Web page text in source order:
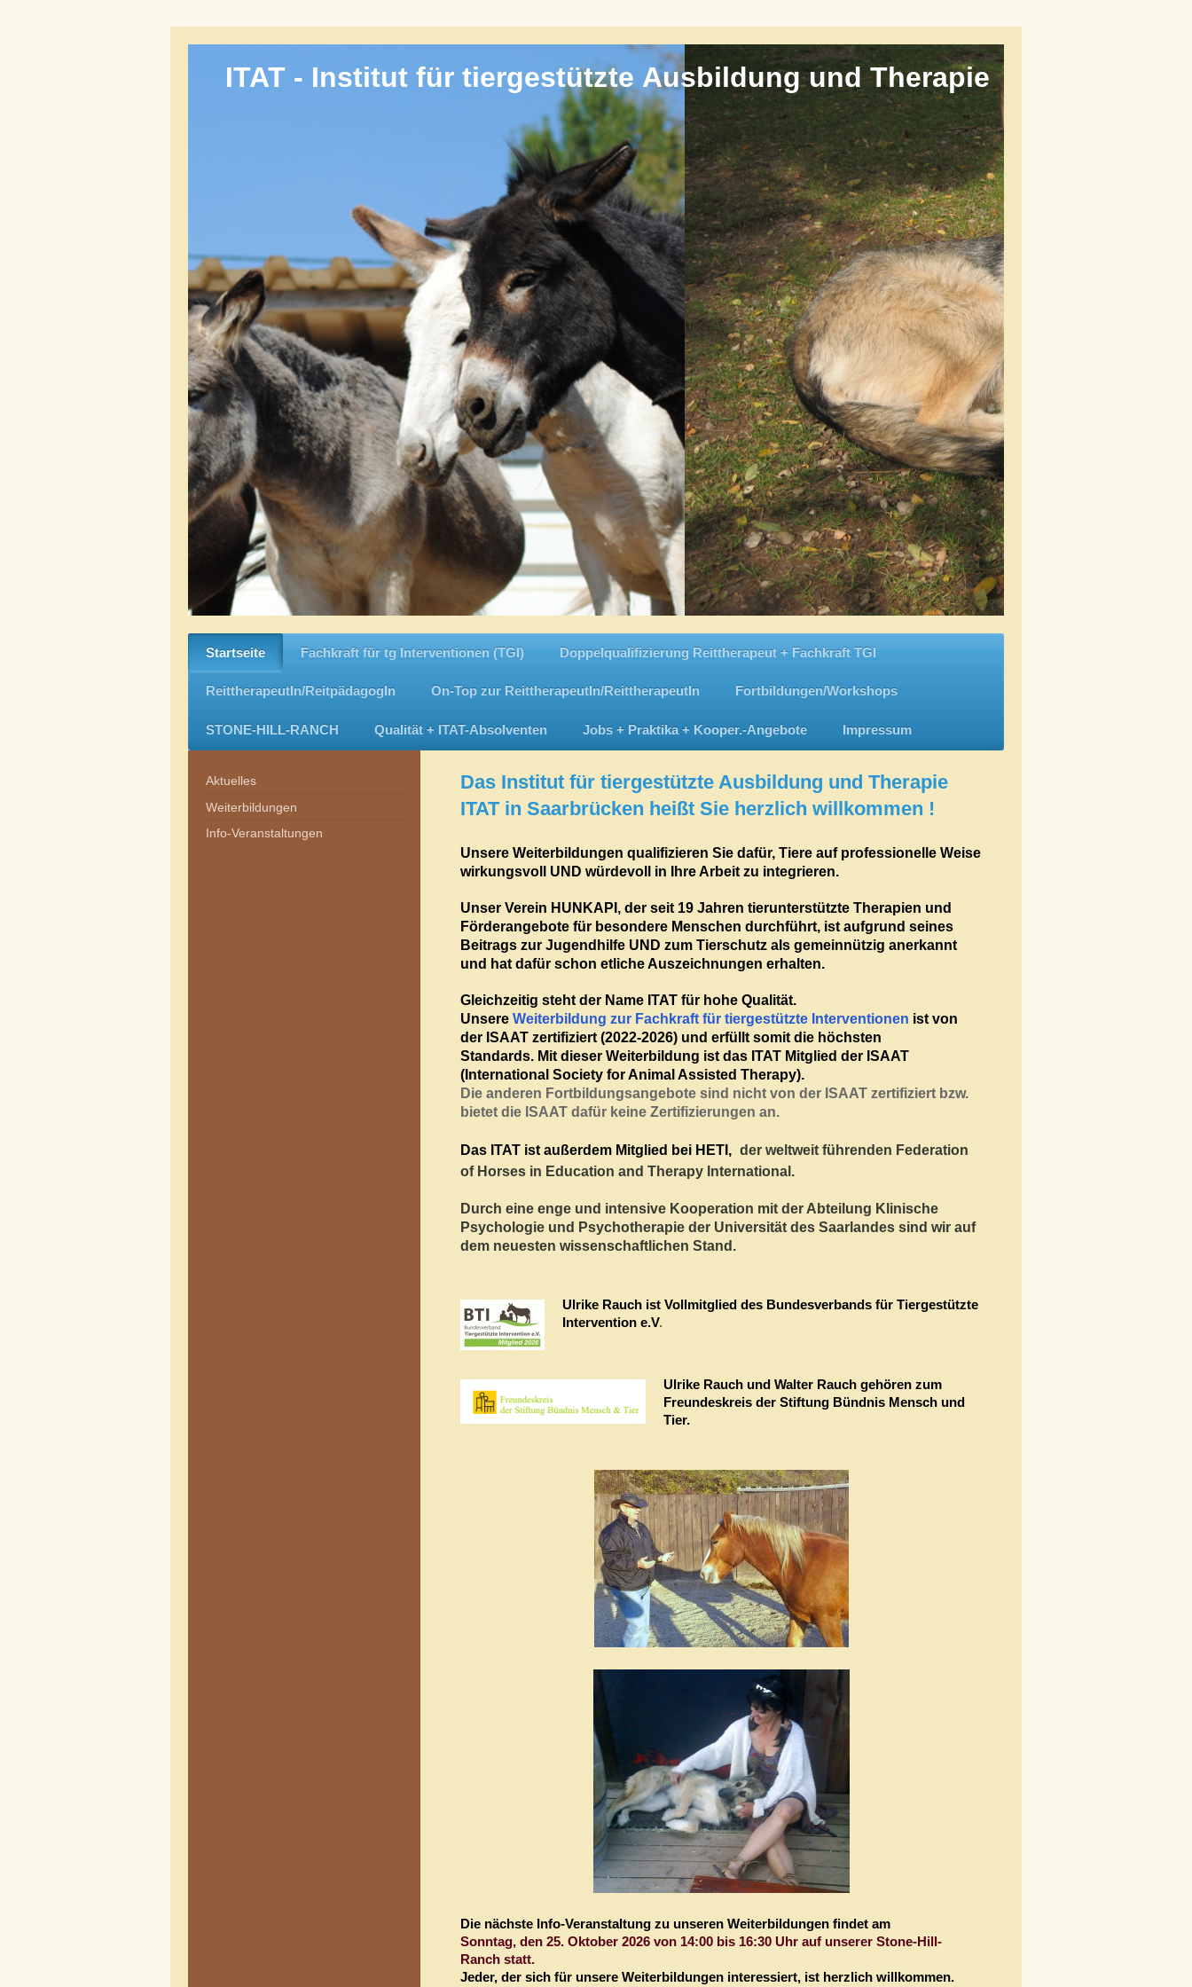
ITAT - Institut für tiergestützte Ausbildung und Therapie
Startseite Fachkraft für tg Interventionen (TGI) Doppelqualifizierung Reittherapeut + Fachkraft TGI
ReittherapeutIn/ReitpädagogIn On-Top zur ReittherapeutIn/ReittherapeutIn Fortbildungen/Workshops
STONE-HILL-RANCH Qualität + ITAT-Absolventen Jobs + Praktika + Kooper.-Angebote Impressum
Das Institut für tiergestützte Ausbildung und Therapie
ITAT in Saarbrücken heißt Sie herzlich willkommen !
Unsere Weiterbildungen qualifizieren Sie dafür, Tiere auf professionelle Weise
wirkungsvoll UND würdevoll in Ihre Arbeit zu integrieren.
Unser Verein HUNKAPI, der seit 19 Jahren tierunterstützte Therapien und
Förderangebote für besondere Menschen durchführt, ist aufgrund seines
Beitrags zur Jugendhilfe UND zum Tierschutz als gemeinnützig anerkannt
und hat dafür schon etliche Auszeichnungen erhalten.
Gleichzeitig steht der Name ITAT für hohe Qualität.
UnsereWeiterbildung zur Fachkraft für tiergestützte Interventionen ist von
der ISAAT zertifiziert (2022-2026) und erfüllt somit die höchsten
Standards. Mit dieser Weiterbildung ist das ITAT Mitglied der ISAAT
(International Society for Animal Assisted Therapy).
Die anderen Fortbildungsangebote sind nicht von der ISAAT zertifiziert bzw.
bietet die ISAAT dafür keine Zertifizierungen an.
Das ITAT ist außerdem Mitglied bei HETI, der weltweit führenden Federation
of Horses in Education and Therapy International.
Durch eine enge und intensive Kooperation mit der Abteilung Klinische
Psychologie und Psychotherapie der Universität des Saarlandes sind wir auf
dem neuesten wissenschaftlichen Stand.
Ulrike Rauch ist Vollmitglied des Bundesverbands für Tiergestützte
Intervention e.V.
Ulrike Rauch und Walter Rauch gehören zum
Freundeskreis der Stiftung Bündnis Mensch und
Tier.
Die nächste Info-Veranstaltung zu unseren Weiterbildungen findet am
Sonntag, den 25. Oktober 2026 von 14:00 bis 16:30 Uhr auf unserer Stone-Hill-
Ranch statt.
Jeder, der sich für unsere Weiterbildungen interessiert, ist herzlich willkommen.
Aktuelles
Weiterbildungen
Info-Veranstaltungen